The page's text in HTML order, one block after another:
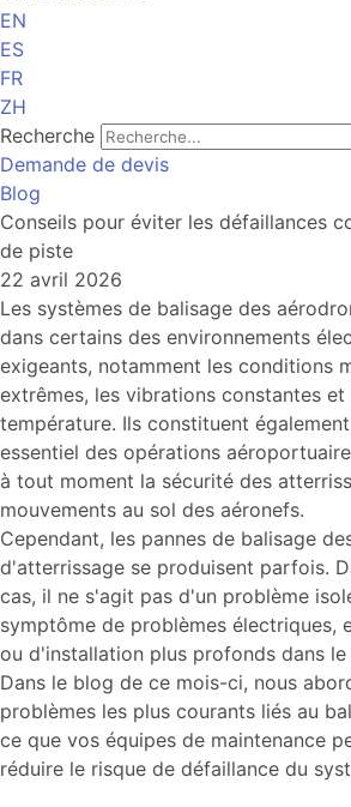
EN
ES
FR
ZH
Recherche
Demande de devis
Blog
Conseils pour éviter les défaillances
de piste
22 avril 2026
Les systèmes de balisage des
dans certains des environnements
exigeants, notamment les conditions
extrêmes, les vibrations constantes
température. Ils constituent
essentiel des opérations
à tout moment la sécurité des
mouvements au sol des aéronefs.
Cependant, les pannes de balisage
d'atterrissage se produisent parfois.
cas, il ne s'agit pas d'un problème
symptôme de problèmes électriques,
ou d'installation plus profonds dans
Dans le blog de ce mois-ci, nous
problèmes les plus courants liés au
ce que vos équipes de maintenance
réduire le risque de défaillance du